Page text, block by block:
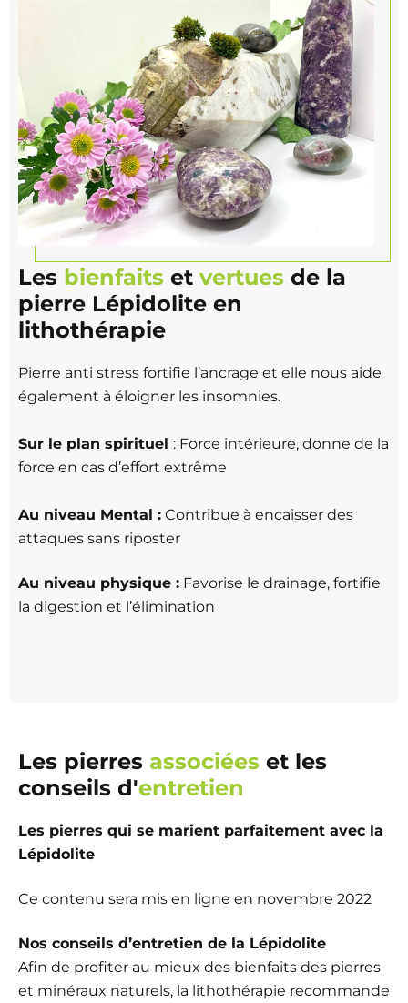
Les bienfaits et vertues de la
pierre Lépidolite en
lithothérapie
Pierre anti stress fortifie l’ancrage et elle nous aide
également à éloigner les insomnies.
Sur le plan spirituel : Force intérieure, donne de la
force en cas d’effort extrême
Au niveau Mental : Contribue à encaisser des
attaques sans riposter
Au niveau physique : Favorise le drainage, fortifie
la digestion et l’élimination
Les pierres associées et les
conseils d'entretien
Les pierres qui se marient parfaitement avec la
Lépidolite
Ce contenu sera mis en ligne en novembre 2022
Nos conseils d’entretien de la Lépidolite
Afin de profiter au mieux des bienfaits des pierres
et minéraux naturels, la lithothérapie recommande